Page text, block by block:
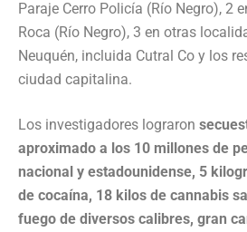
Paraje Cerro Policía (Río Negro), 2
Roca (Río Negro), 3 en otras
Neuquén, incluida Cutral Co y los
ciudad capitalina.
Los investigadores lograron
aproximado a los 10 millones de
nacional y estadounidense, 5
de cocaína, 18 kilos de cannabis
fuego de diversos calibres, gran